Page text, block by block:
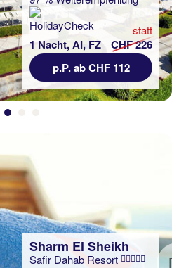
1 Nacht, AI, FZ
statt
CHF 226
p.P. ab CHF 112
Sharm El Sheikh
Safir Dahab Resort